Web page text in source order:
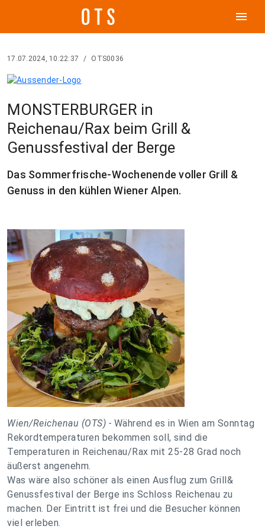
menu
17.07.2024, 10:22:37 / OTS0036
MONSTERBURGER in
Reichenau/Rax beim Grill &
Genussfestival der Berge
Das Sommerfrische-Wochenende voller Grill &
Genuss in den kühlen Wiener Alpen.
Wien/Reichenau (OTS) - Während es in Wien am Sonntag
Rekordtemperaturen bekommen soll, sind die
Temperaturen in Reichenau/Rax mit 25-28 Grad noch
äußerst angenehm.
Was wäre also schöner als einen Ausflug zum Grill&
Genussfestival der Berge ins Schloss Reichenau zu
machen. Der Eintritt ist frei und die Besucher können
viel erleben.